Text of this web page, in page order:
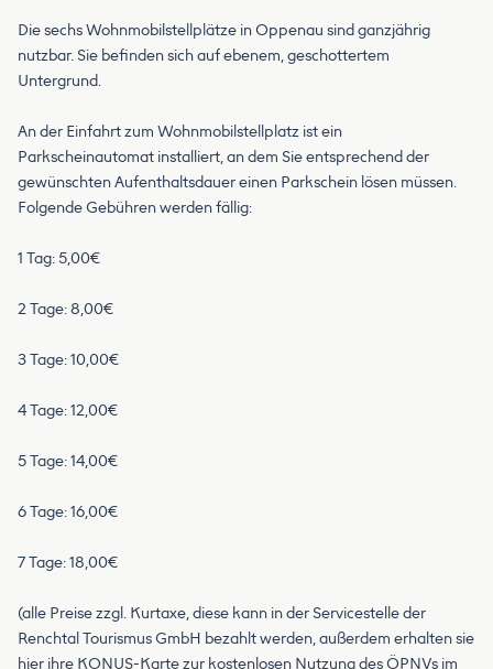
Die sechs Wohnmobilstellplätze in Oppenau sind ganzjährig
nutzbar. Sie befinden sich auf ebenem, geschottertem
Untergrund.
An der Einfahrt zum Wohnmobilstellplatz ist ein
Parkscheinautomat installiert, an dem Sie entsprechend der
gewünschten Aufenthaltsdauer einen Parkschein lösen müssen.
Folgende Gebühren werden fällig:
1 Tag: 5,00€
2 Tage: 8,00€
3 Tage: 10,00€
4 Tage: 12,00€
5 Tage: 14,00€
6 Tage: 16,00€
7 Tage: 18,00€
(alle Preise zzgl. Kurtaxe, diese kann in der Servicestelle der
Renchtal Tourismus GmbH bezahlt werden, außerdem erhalten sie
hier ihre KONUS-Karte zur kostenlosen Nutzung des ÖPNVs im